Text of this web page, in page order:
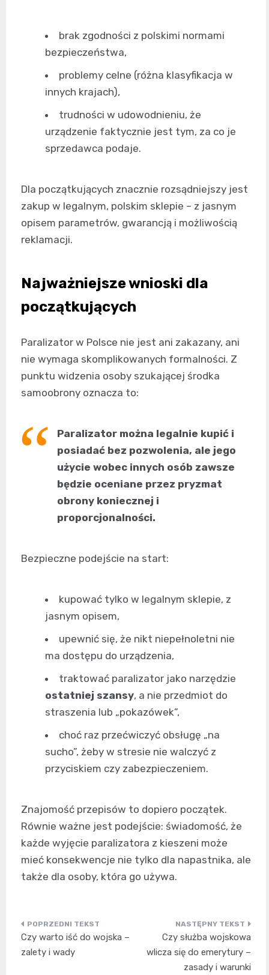
brak zgodności z polskimi normami
bezpieczeństwa,
problemy celne (różna klasyfikacja w
innych krajach),
trudności w udowodnieniu, że
urządzenie faktycznie jest tym, za co je
sprzedawca podaje.
Dla początkujących znacznie rozsądniejszy jest
zakup w legalnym, polskim sklepie – z jasnym
opisem parametrów, gwarancją i możliwością
reklamacji.
Najważniejsze wnioski dla
początkujących
Paralizator w Polsce nie jest ani zakazany, ani
nie wymaga skomplikowanych formalności. Z
punktu widzenia osoby szukającej środka
samoobrony oznacza to:
Paralizator można legalnie kupić i
posiadać bez pozwolenia, ale jego
użycie wobec innych osób zawsze
będzie oceniane przez pryzmat
obrony koniecznej i
proporcjonalności.
Bezpieczne podejście na start:
kupować tylko w legalnym sklepie, z
jasnym opisem,
upewnić się, że nikt niepełnoletni nie
ma dostępu do urządzenia,
traktować paralizator jako narzędzie
ostatniej szansy, a nie przedmiot do
straszenia lub „pokazówek”,
choć raz przećwiczyć obsługę „na
sucho”, żeby w stresie nie walczyć z
przyciskiem czy zabezpieczeniem.
Znajomość przepisów to dopiero początek.
Równie ważne jest podejście: świadomość, że
każde wyjęcie paralizatora z kieszeni może
mieć konsekwencje nie tylko dla napastnika, ale
także dla osoby, która go używa.
Nawigacja
wpisu
Czy warto iść do wojska –
zalety i wady
Czy służba wojskowa
wlicza się do emerytury –
zasady i warunki